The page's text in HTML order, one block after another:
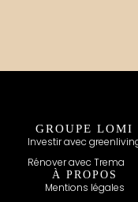
GROUPE LOMI
Investir avec
Rénover avec Trema
À PROPOS
Mentions légales